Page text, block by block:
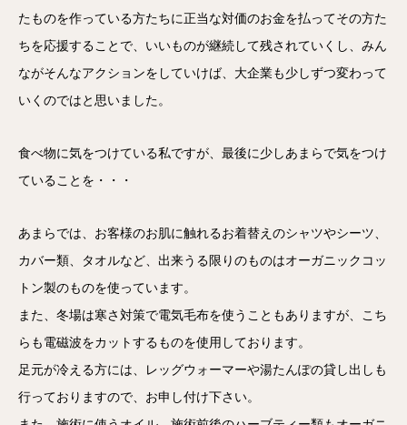
たものを作っている方たちに正当な対価のお金を払ってその方た
ちを応援することで、いいものが継続して残されていくし、みん
ながそんなアクションをしていけば、大企業も少しずつ変わって
いくのではと思いました。
食べ物に気をつけている私ですが、最後に少しあまらで気をつけ
ていることを・・・
あまらでは、お客様のお肌に触れるお着替えのシャツやシーツ、
カバー類、タオルなど、出来うる限りのものはオーガニックコッ
トン製のものを使っています。
また、冬場は寒さ対策で電気毛布を使うこともありますが、こち
らも電磁波をカットするものを使用しております。
足元が冷える方には、レッグウォーマーや湯たんぽの貸し出しも
行っておりますので、お申し付け下さい。